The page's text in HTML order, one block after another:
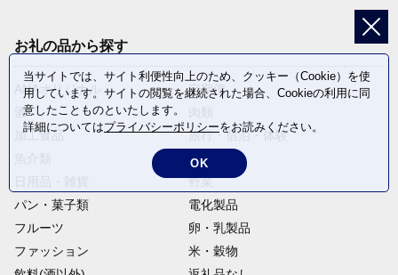
お礼の品から探す
ANAオリジナル
定期便
酒
加工食品
旅行・宿泊・体験
麺類
野菜
パン・菓子類
電化製品
フルーツ
卵・乳製品
ファッション
米・穀物
当サイトでは、サイト利便性向上のため、クッキー（Cookie）を使
用しています。サイトの閲覧を継続された場合、Cookieの利用に同
意したことものといたします。
詳細についてはプライバシーポリシーをお読みください。
OK